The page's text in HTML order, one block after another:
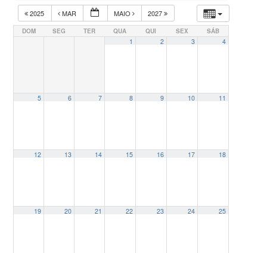
2025 MAR MAIO 2027
DOM SEG TER QUA QUI SEX SÁB
1 2 3 4
5 6 7 8 9 10 11
12 13 14 15 16 17 18
19 20 21 22 23 24 25